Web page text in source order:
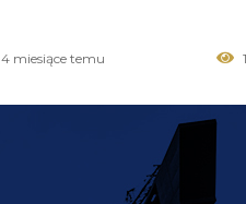
4 miesiące temu